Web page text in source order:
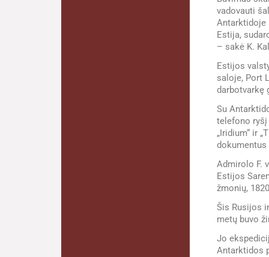
vadovauti
Antarktidoje
Estija,
– sakė K.
Estijos
saloje, Port
darbotvarkę
Su
telefono ryšį
„Iridium“ ir
Admirolo F.
Estijos
žmonių,
Šis Rusijos
metų buvo
Jo
Antarktidos